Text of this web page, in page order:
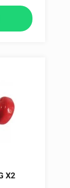
X2